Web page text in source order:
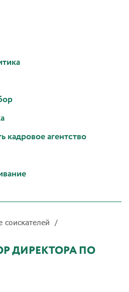
кадровое агентство
соискателей
ДИРЕКТОРА ПО